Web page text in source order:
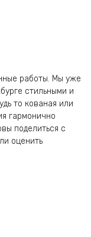
работы. Мы уже
стильными и
то кованая или
гармонично
поделиться с
оценить